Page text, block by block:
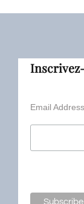
Email Address